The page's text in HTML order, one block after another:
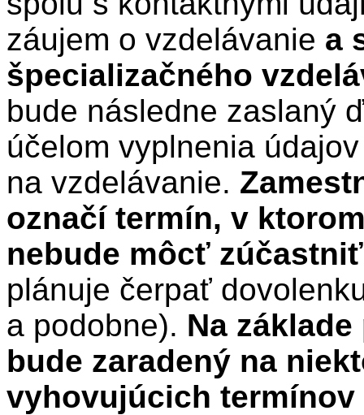
záujem o vzdelávanie a
špecializačného
bude následne zaslaný
účelom vyplnenia
na vzdelávanie.
označí termín, v
nebude môcť zúčastniť
plánuje čerpať
a podobne). Na
bude zaradený na
vyhovujúcich termínov